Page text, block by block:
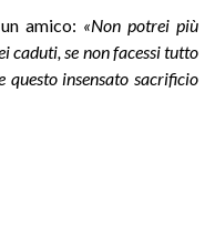
amico: «Non potrei più
caduti, se non facessi tutto
insensato sacrificio